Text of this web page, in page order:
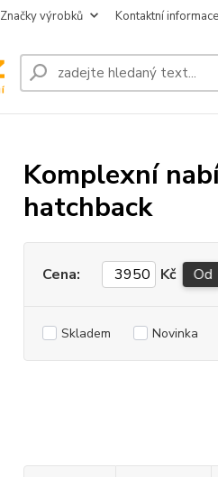
Značky výrobků Kontaktní informace
Komplexní
hatchback
Cena: Kč Od
Skladem Novinka